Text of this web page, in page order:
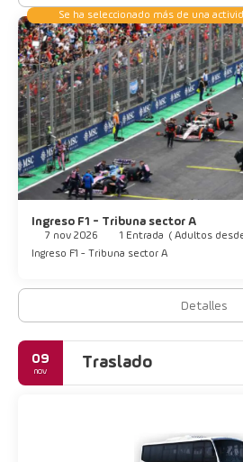
Se ha seleccionado más de una
Ingreso F1 - Tribuna sector A
7 nov 2026 1 Entrada ( Adultos desde
Ingreso F1 - Tribuna sector A
Detalles
09
nov Traslado